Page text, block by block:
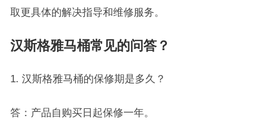
取更具体的解决指导和维修服务。
汉斯格雅马桶常见的问答？
1. 汉斯格雅马桶的保修期是多久？
答：产品自购买日起保修一年。